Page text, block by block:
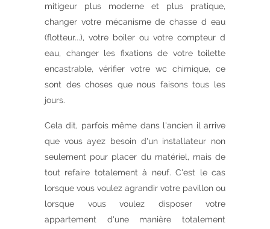
mitigeur plus moderne et plus pratique,
changer votre mécanisme de chasse d eau
(flotteur...), votre boiler ou votre compteur d
eau, changer les fixations de votre toilette
encastrable, vérifier votre wc chimique, ce
sont des choses que nous faisons tous les
jours.
Cela dit, parfois même dans l'ancien il arrive
que vous ayez besoin d'un installateur non
seulement pour placer du matériel, mais de
tout refaire totalement à neuf. C'est le cas
lorsque vous voulez agrandir votre pavillon ou
lorsque vous voulez disposer votre
appartement d'une manière totalement